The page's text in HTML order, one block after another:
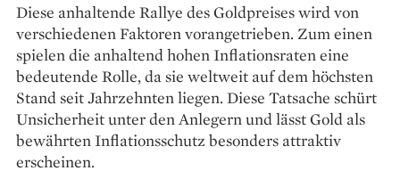
Diese anhaltende Rallye des Goldpreises wird von
verschiedenen Faktoren vorangetrieben. Zum einen
spielen die anhaltend hohen Inflationsraten eine
bedeutende Rolle, da sie weltweit auf dem höchsten
Stand seit Jahrzehnten liegen. Diese Tatsache schürt
Unsicherheit unter den Anlegern und lässt Gold als
bewährten Inflationsschutz besonders attraktiv
erscheinen.